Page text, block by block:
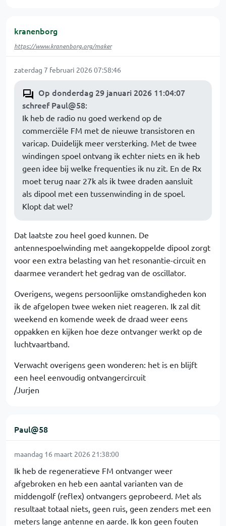
kranenborg
https://www.kranenborg.org/maker
zaterdag 7 februari 2026 07:58:46
Op donderdag 29 januari 2026 11:04:07
schreef Paul@58:
Ik heb de radio nu goed werkend op de
commerciële FM met de nieuwe transistoren en
varicap. Duidelijk meer versterking. Met de twee
windingen spoel ontvang ik echter niets en ik heb
geen idee bij welke frequenties ik nu zit. En de Rx
moet terug naar 27k als ik twee draden aansluit
als dipool met een tussenwinding in de spoel.
Klopt dat wel?
Dat laatste zou heel goed kunnen. De
antennespoelwinding met aangekoppelde dipool zorgt
voor een extra belasting van het resonantie-circuit en
daarmee verandert het gedrag van de oscillator.
Overigens, wegens persoonlijke omstandigheden kon
ik de afgelopen twee weken niet reageren. Ik zal dit
weekend en komende week de draad weer eens
oppakken en kijken hoe deze ontvanger werkt op de
luchtvaartband.
Verwacht overigens geen wonderen: het is en blijft
een heel eenvoudig ontvangercircuit
/Jurjen
Paul@58
maandag 16 maart 2026 21:38:00
Ik heb de regeneratieve FM ontvanger weer
afgebroken en heb een aantal varianten van de
middengolf (reflex) ontvangers geprobeerd. Met als
resultaat totaal niets, geen ruis, geen zenders met een
meters lange antenne en aarde. Ik kon geen fouten